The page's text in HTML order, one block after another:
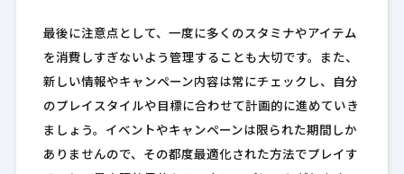
最後に注意点として、一度に多くのスタミナやアイテム
を消費しすぎないよう管理することも大切です。また、
新しい情報やキャンペーン内容は常にチェックし、自分
のプレイスタイルや目標に合わせて計画的に進めていき
ましょう。イベントやキャンペーンは限られた期間しか
ありませんので、その都度最適化された方法でプレイす